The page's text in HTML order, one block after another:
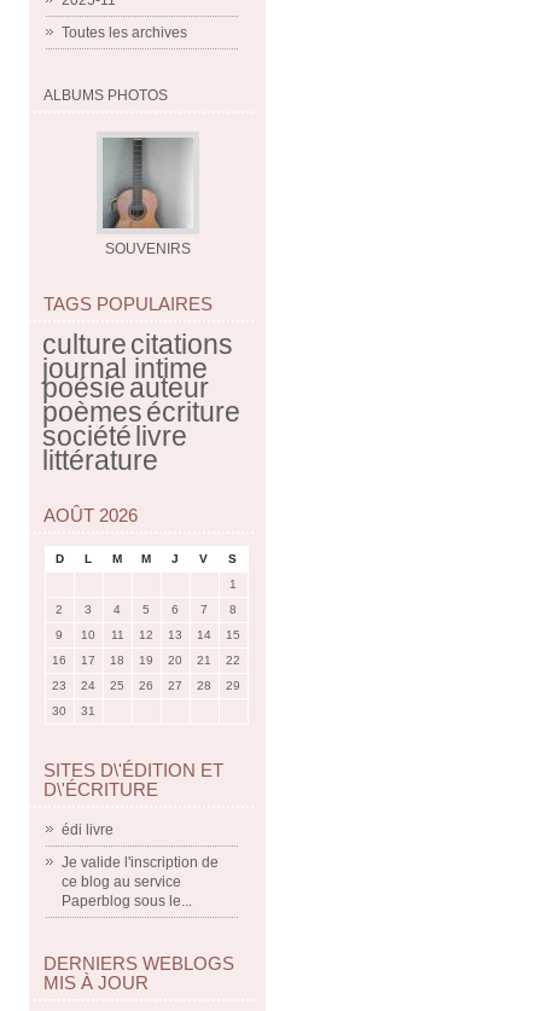
Toutes les archives
ALBUMS PHOTOS
SOUVENIRS
TAGS POPULAIRES
culturecitations
journal intime
poésieauteur
poèmesécriture
sociétélivre
littérature
AOÛT 2026
D L M M J V
S
1
2
3 4 5 6 7
8
9
10 11 12 13 14
15
16
17 18 19 20 21
22
23
24 25 26 27 28
29
30
31
SITES D\'ÉDITION ET
D\'ÉCRITURE
édi livre
Je valide l'inscription de
ce blog au service
Paperblog sous le...
DERNIERS WEBLOGS
MIS À JOUR